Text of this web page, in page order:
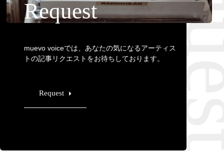
Request
muevo voiceでは、あなたの気になるアーティス
トの記事リクエストをお待ちしております。
Request